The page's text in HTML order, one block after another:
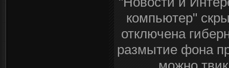
компьютер"
отключена
размытие фона